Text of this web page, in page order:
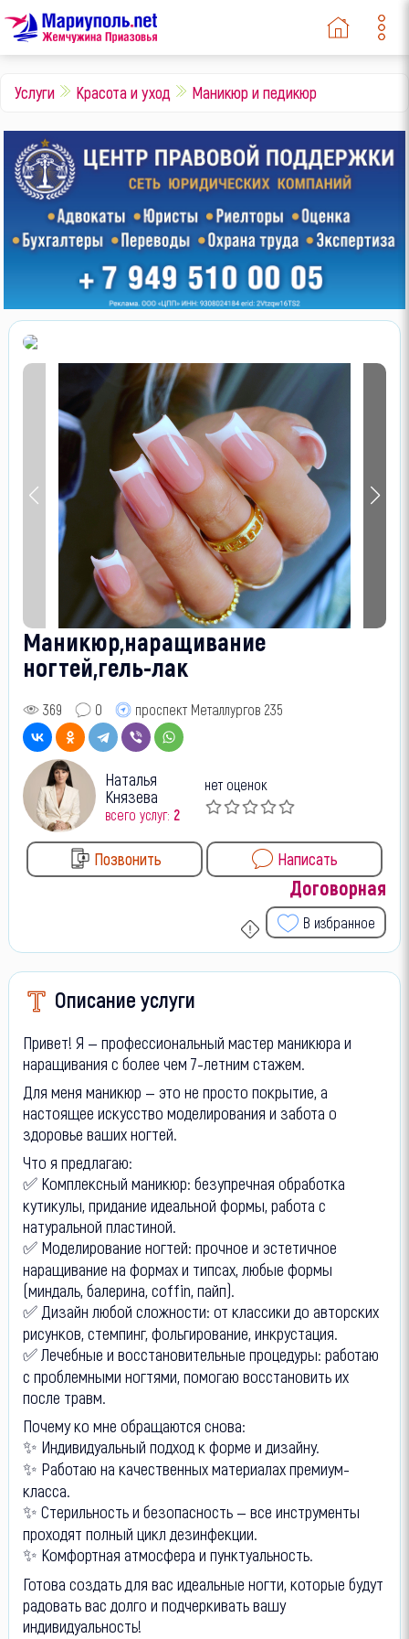
Услуги Красота и уход Маникюр и педикюр
Маникюр,наращивание
ногтей,гель-лак
369 0 проспект Металлургов 235
Наталья
Князева
всего услуг: 2
нет оценок
Позвонить Написать
Договорная
В избранное
Описание услуги
Привет! Я — профессиональный мастер маникюра и
наращивания с более чем 7-летним стажем.
Для меня маникюр — это не просто покрытие, а
настоящее искусство моделирования и забота о
здоровье ваших ногтей.
Что я предлагаю:
✅ Комплексный маникюр: безупречная обработка
кутикулы, придание идеальной формы, работа с
натуральной пластиной.
✅ Моделирование ногтей: прочное и эстетичное
наращивание на формах и типсах, любые формы
(миндаль, балерина, coffin, пайп).
✅ Дизайн любой сложности: от классики до авторских
рисунков, стемпинг, фольгирование, инкрустация.
✅ Лечебные и восстановительные процедуры: работаю
с проблемными ногтями, помогаю восстановить их
после травм.
Почему ко мне обращаются снова:
✨ Индивидуальный подход к форме и дизайну.
✨ Работаю на качественных материалах премиум-
класса.
✨ Стерильность и безопасность — все инструменты
проходят полный цикл дезинфекции.
✨ Комфортная атмосфера и пунктуальность.
Готова создать для вас идеальные ногти, которые будут
радовать вас долго и подчеркивать вашу
индивидуальность!